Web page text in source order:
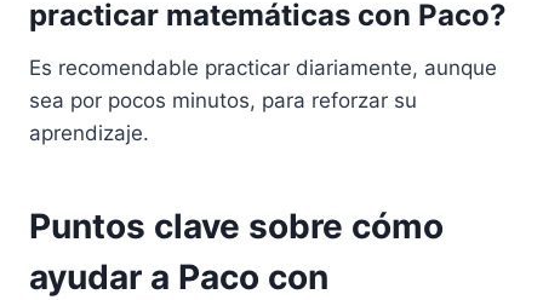
practicar matemáticas con Paco?
Es recomendable practicar diariamente, aunque
sea por pocos minutos, para reforzar su
aprendizaje.
Puntos clave sobre cómo
ayudar a Paco con